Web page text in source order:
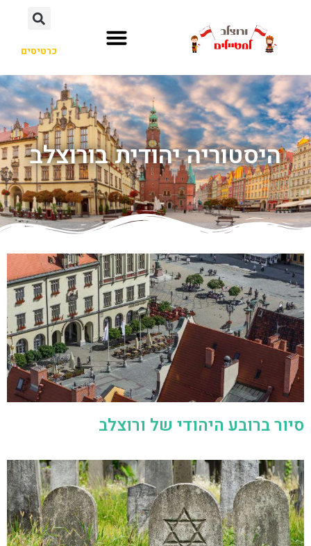
כרטיסים
היסטוריה יהודית בורוצלב
סיור ברובע היהודי של ורוצלב